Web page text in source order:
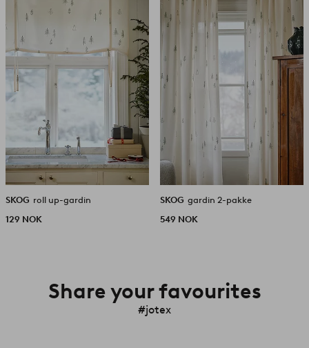
SKOG roll up-gardin
129 NOK
SKOG gardin 2-pakke
549 NOK
Share your favourites
#jotex